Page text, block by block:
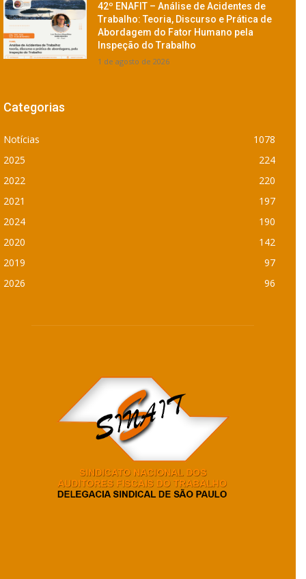
42º ENAFIT – Análise de Acidentes de
Trabalho: Teoria, Discurso e Prática de
Abordagem do Fator Humano pela
Inspeção do Trabalho
1 de agosto de 2026
Categorias
Notícias
1078
2025
224
2022
220
2021
197
2024
190
2020
142
2019
97
2026
96